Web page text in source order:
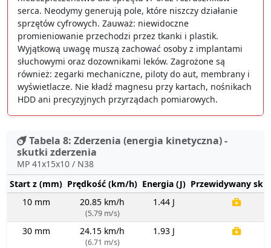
serca. Neodymy generują pole, które niszczy działanie
sprzętów cyfrowych. Zauważ: niewidoczne
promieniowanie przechodzi przez tkanki i plastik.
Wyjątkową uwagę muszą zachować osoby z implantami
słuchowymi oraz dozownikami leków. Zagrożone są
również: zegarki mechaniczne, piloty do aut, membrany i
wyświetlacze. Nie kładź magnesu przy kartach, nośnikach
HDD ani precyzyjnych przyrządach pomiarowych.
Tabela 8: Zderzenia (energia kinetyczna) -
skutki zderzenia
MP 41x15x10 / N38
Start z (mm) Prędkość (km/h) Energia (J) Przewidywany
10 mm
20.85 km/h
(5.79 m/s)
1.44 J
30 mm 24.15 km/h
(6.71 m/s)
1.93 J